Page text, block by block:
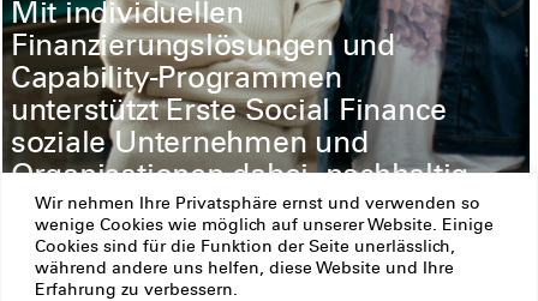
Wir nehmen Ihre Privatsphäre ernst und verwenden so
wenige Cookies wie möglich auf unserer Website. Einige
Cookies sind für die Funktion der Seite unerlässlich,
während andere uns helfen, diese Website und Ihre
Erfahrung zu verbessern.
Mit individuellen
Finanzierungslösungen und
Capability-Programmen
unterstützt Erste Social Finance
soziale Unternehmen und
Organisationen dabei, nachhaltig
erfolgreich zu werden. Sie ist ein
Joint Venture der ERSTE Stiftung
und der Erste Group.